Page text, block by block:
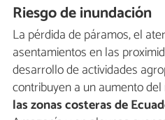
Riesgo de inundación
La pérdida de páramos, el
asentamientos en las
desarrollo de actividades
contribuyen a un aumento del
las zonas costeras de